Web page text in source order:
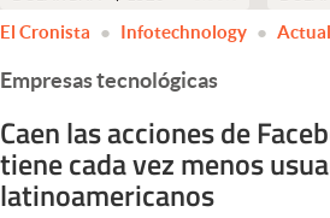
Finanzas y Mercados
Mercados Online
Negocios
Columnistas
El Cronista Infotechnology
Empresas tecnológicas
Caen las acciones de
tiene cada vez menos
latinoamericanos